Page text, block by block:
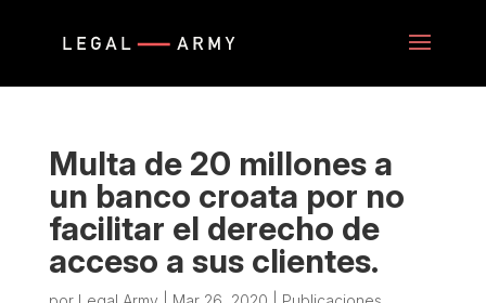
Multa de 20 millones a
un banco croata por no
facilitar el derecho de
acceso a sus clientes.